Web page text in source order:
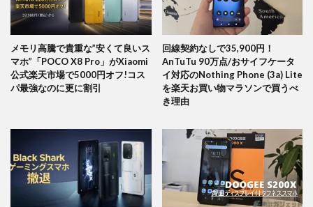
メモリ高騰で貴重な”安くて良いス
マホ”「POCO X8 Pro」がXiaomi
公式楽天市場で5000円オフ!コス
パ最強なのに更に割引
回線契約なしで35,900円！
AnTuTu 90万点/おサイフケータ
イ対応のNothing Phone (3a) Lite
を楽天お買い物マラソンで買うべ
き理由